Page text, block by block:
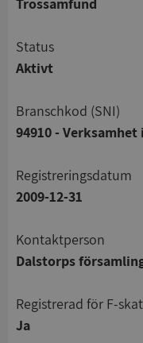
Trossamfund
status
Aktivt
branschkod (SNI)
94910 -
registreringsdatum
2009-12-31
Kontaktperson
Dalstorps
registrerad för F-
Ja